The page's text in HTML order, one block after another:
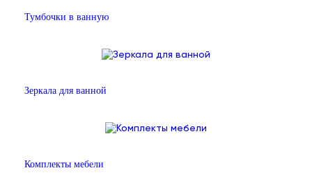
Тумбочки в ванную
Зеркала для ванной
Комплекты мебели